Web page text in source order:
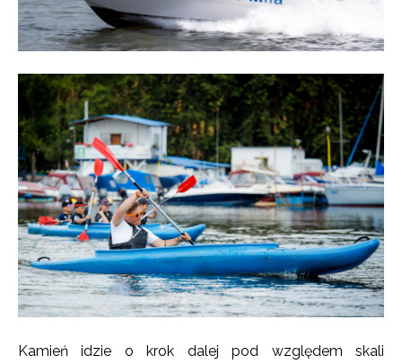
Kamień idzie o krok dalej pod względem skali